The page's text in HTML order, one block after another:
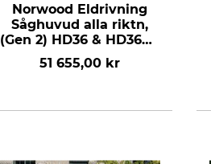
Norwood Eldrivning
Såghuvud alla riktn,
(Gen 2) HD36 & HD36V2
för 6m sågverk
51 655,00 kr